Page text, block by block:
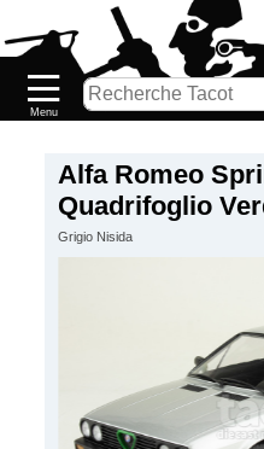
Alfa Romeo
Quadrifoglio
Grigio Nisida
Nouveautés
Catalogue/Stock
PETITS
PRIX